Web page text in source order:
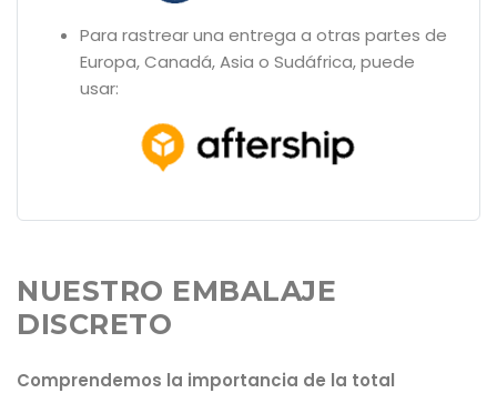
Para rastrear una entrega a otras partes de
Europa, Canadá, Asia o Sudáfrica, puede
usar:
NUESTRO EMBALAJE
DISCRETO
Comprendemos la importancia de la total